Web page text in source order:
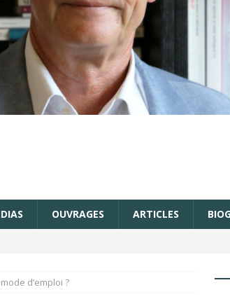
OUVRAGES ARTICLES
d’emploi ?